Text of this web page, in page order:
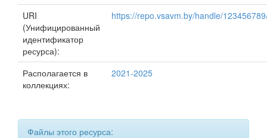
URI
(Унифицированный
идентификатор
ресурса):
https://repo.vsavm.by/handle/
Располагается в
коллекциях:
2021-2025
Файлы этого ресурса: